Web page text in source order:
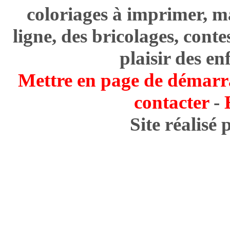
coloriages à imprimer,
ligne, des bricolages,
plaisir des
Mettre en page de
contacter-
Site réalisé